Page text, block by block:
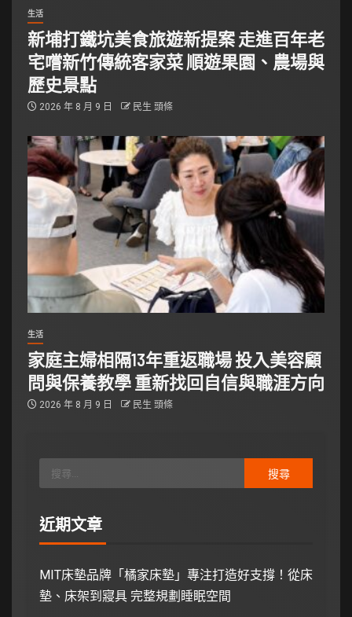
生活
新埔打鐵坑美食旅遊新提案 走進百年老
宅嚐新竹傳統客家菜 順遊果園、農場與
歷史景點
2026 年 8 月 9 日 民生 頭條
生活
家庭主婦相隔13年重返職場 投入美容顧
問與保養教學 重新找回自信與職涯方向
2026 年 8 月 9 日 民生 頭條
近期文章
MIT床墊品牌「橘家床墊」專注打造好支撐！從床
墊、床架到寢具 完整規劃睡眠空間